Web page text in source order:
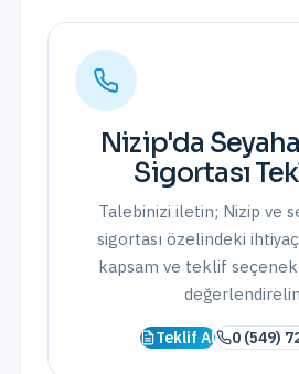
Nizip'da
Sigortası
Talebinizi iletin; Nizip ve
sigortası özelindeki
kapsam ve teklif
Teklif Al 0 (549)